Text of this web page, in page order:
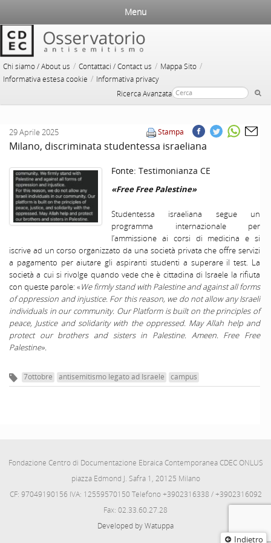
Chi siamo / About us / Contattaci / Contact us / Mappa Sito /
Informativa estesa cookie / Informativa privacy
Ricerca Avanzata
Menu
Indietro
Stampa
29 Aprile 2025
Milano, discriminata studentessa israeliana
Fonte: Testimonianza CE
«Free Free Palestine»
Studentessa israeliana segue un
programma internazionale per
l’ammissione ai corsi di medicina e si
iscrive ad un corso organizzato da una società privata che offre servizi
a pagamento per aiutare gli aspiranti studenti a superare il test. La
società a cui si rivolge quando vede che è cittadina di Israele la rifiuta
con queste parole: «We firmly stand with Palestine and against all forms
of oppression and injustice. For this reason, we do not allow any Israeli
individuals in our community. Our Platform is built on the principles of
peace, Justice and solidarity with the oppressed. May Allah help and
protect our brothers and sisters in Palestine. Ameen. Free Free
Palestine».
7ottobre antisemitismo legato ad Israele campus
Fondazione Centro di Documentazione Ebraica Contemporanea CDEC ONLUS
piazza Edmond J. Safra 1, 20125 Milano
CF: 97049190156 IVA: 12559570150 Telefono +3902316338 / +3902316092
Fax: 02.33.60.27.28
Developed by Watuppa